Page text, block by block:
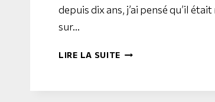
depuis dix ans, j’ai pensé qu’il
sur…
LIRE LA SUITE